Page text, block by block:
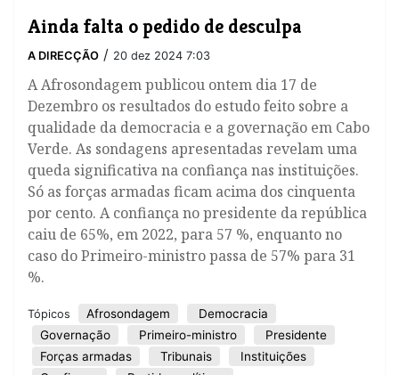
Ainda falta o pedido de desculpa
A DIRECÇÃO / 20 dez 2024 7:03
​A Afrosondagem publicou ontem dia 17 de
Dezembro os resultados do estudo feito sobre a
qualidade da democracia e a governação em Cabo
Verde. As sondagens apresentadas revelam uma
queda significativa na confiança nas instituições.
Só as forças armadas ficam acima dos cinquenta
por cento. A confiança no presidente da república
caiu de 65%, em 2022, para 57 %, enquanto no
caso do Primeiro-ministro passa de 57% para 31
%.
Tópicos Afrosondagem
Democracia
Governação
Primeiro-ministro
Presidente
Forças armadas
Tribunais
Instituições